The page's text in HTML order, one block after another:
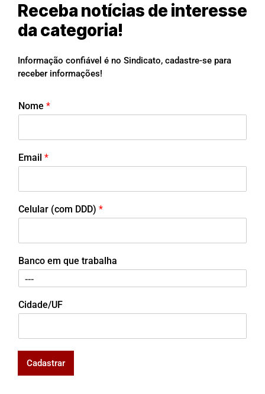
Receba notícias de interesse
da categoria!
Informação confiável é no Sindicato, cadastre-se para
receber informações!
Nome *
Email *
Celular (com DDD) *
Banco em que trabalha
Cidade/UF
Cadastrar